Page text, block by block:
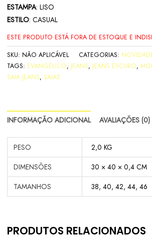
ESTAMPA: LISO
ESTILO: CASUAL
ESTE PRODUTO ESTÁ FORA DE ESTOQUE E
SKU: NÃO APLICÁVEL CATEGORIAS:
TAGS: EVANGÉLICO, JEANS, JEANS ESCURO,
SAIA JEANS, SAIAS
INFORMAÇÃO ADICIONAL AVALIAÇÕES (0)
PESO
2,0 KG
DIMENSÕES
30 × 40 × 0,4 CM
TAMANHOS
38, 40, 42, 44, 46
PRODUTOS RELACIONADOS